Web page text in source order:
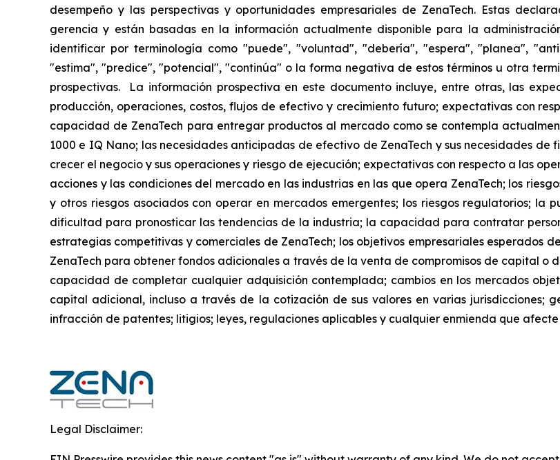
desempeño y las perspectivas y oportunidades empresariales de ZenaTech. Estas
gerencia y están basadas en la información actualmente disponible para la
identificar por terminología como "puede", "voluntad", "debería", "espera", "planea",
"estima", "predice", "potencial", "continúa" o la forma negativa de estos términos u otra
prospectivas. La información prospectiva en este documento incluye, entre otras, las
producción, operaciones, costos, flujos de efectivo y crecimiento futuro; expectativas con
capacidad de ZenaTech para entregar productos al mercado como se contempla
1000 e IQ Nano; las necesidades anticipadas de efectivo de ZenaTech y sus necesidades
crecer el negocio y sus operaciones y riesgo de ejecución; expectativas con respecto a las
acciones y las condiciones del mercado en las industrias en las que opera ZenaTech; los
y otros riesgos asociados con operar en mercados emergentes; los riesgos regulatorios;
dificultad para pronosticar las tendencias de la industria; la capacidad para contratar
estrategias competitivas y comerciales de ZenaTech; los objetivos empresariales esperados
ZenaTech para obtener fondos adicionales a través de la venta de compromisos de capital
capacidad de completar cualquier adquisición contemplada; cambios en los mercados
capital adicional, incluso a través de la cotización de sus valores en varias jurisdicciones;
infracción de patentes; litigios; leyes, regulaciones aplicables y cualquier enmienda que
Legal Disclaimer: